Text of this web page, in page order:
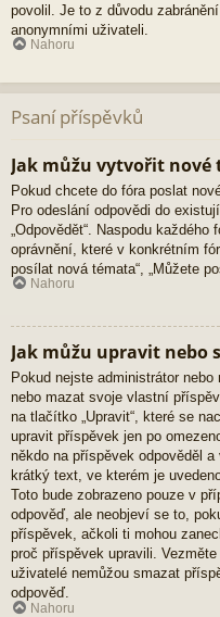
povolil. Je to z důvodu
anonymními uživateli.
Nahoru
Psaní příspěvků
Jak můžu vytvořit nové
Pokud chcete do fóra poslat
Pro odeslání odpovědi do
„Odpovědět“. Naspodu
oprávnění, které v konkrétním
posílat nová témata“, „Můžete
Nahoru
Jak můžu upravit nebo
Pokud nejste administrátor
nebo mazat svoje vlastní
na tlačítko „Upravit“, které se
upravit příspěvek jen po
někdo na příspěvek odpověděl
krátký text, ve kterém je
Toto bude zobrazeno pouze v
odpověď, ale neobjeví se to,
příspěvek, ačkoli ti mohou
proč příspěvek upravili.
uživatelé nemůžou smazat
odpověď.
Nahoru